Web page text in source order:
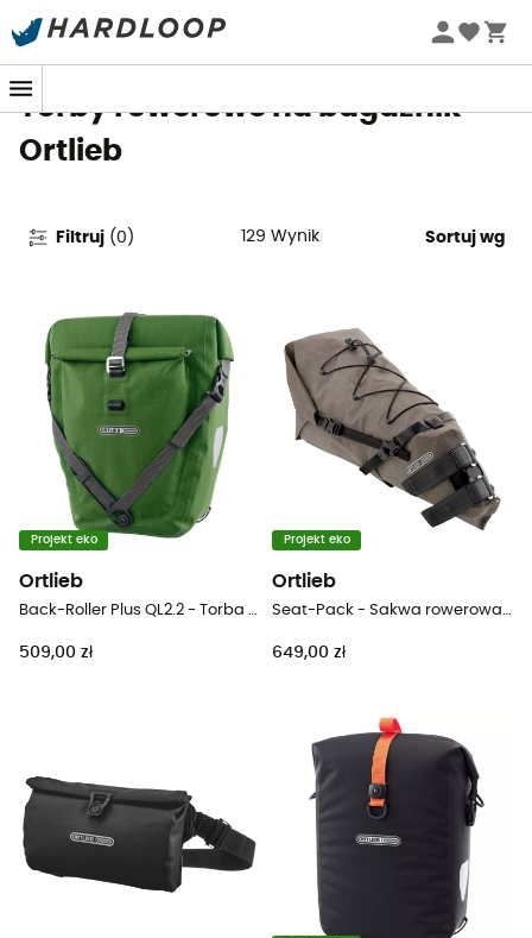
Letnie promocje 🔥 -5% DODATKOWO przy zakupie 2
Torby rowerowe na bagażnik
Ortlieb
Filtruj (0 ) 129 Wynik Sortuj wg
Projekt eko
Ortlieb
Back-Roller Plus QL2.2 - Torba rowerowa
509,00 zł
Projekt eko
Ortlieb
Seat-Pack - Sakwa rowerowa pod siodełko
649,00 zł